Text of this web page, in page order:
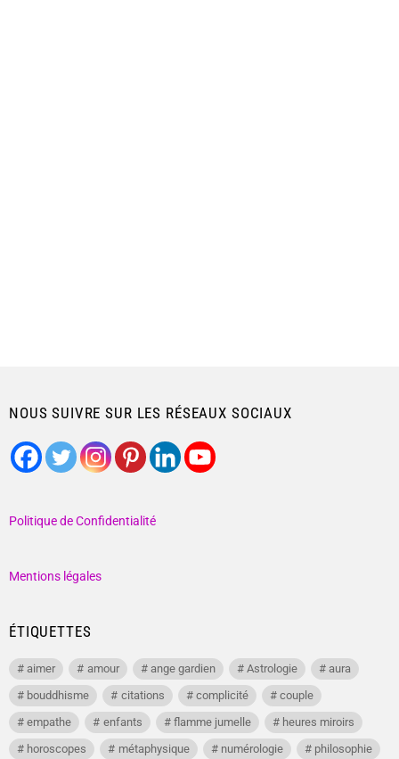
NOUS SUIVRE SUR LES RÉSEAUX SOCIAUX
Politique de Confidentialité
Mentions légales
ÉTIQUETTES
aimer amour ange gardien Astrologie
aura
bouddhisme
citations complicité
couple
empathe
enfants flamme jumelle
heures miroirs
horoscopes
métaphysique numérologie philosophie